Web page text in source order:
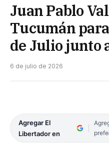
Juan Pablo
Tucumán
de Julio junto
6 de julio de 2026
Agregar El
Libertador en